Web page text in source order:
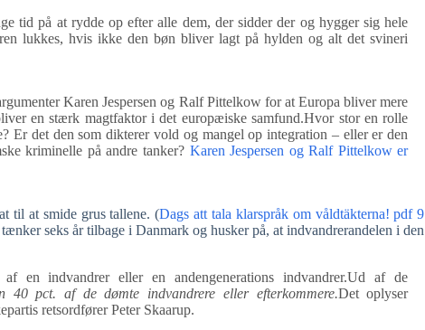
tid på at rydde op efter alle dem, der sidder der og hygger sig hele
lukkes, hvis ikke den bøn bliver lagt på hylden og alt det svineri
Karen Jespersen og Ralf Pittelkow for at Europa bliver mere
en stærk magtfaktor i det europæiske samfund.Hvor stor en rolle
Er det den som dikterer vold og mangel op integration – eller er den
kriminelle på andre tanker? Karen Jespersen og Ralf Pittelkow er
til at smide grus tallene. (Dags att tala klarspråk om våldtäkterna! pdf 9
seks år tilbage i Danmark og husker på, at indvandrerandelen i den
en indvandrer eller en andengenerations indvandrer.Ud af de
40 pct. af de dømte indvandrere eller efterkommere.Det oplyser
retsordfører Peter Skaarup.